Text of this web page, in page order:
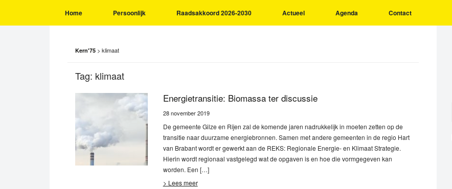
Home Persoonlijk Raadsakkoord 2026-2030 Actueel Agenda Contact
Kern'75 > klimaat
Tag: klimaat
Energietransitie: Biomassa ter discussie
28 november 2019
De gemeente Gilze en Rijen zal de komende jaren nadrukkelijk in moeten zetten op de
transitie naar duurzame energiebronnen. Samen met andere gemeenten in de regio Hart
van Brabant wordt er gewerkt aan de REKS: Regionale Energie- en Klimaat Strategie.
Hierin wordt regionaal vastgelegd wat de opgaven is en hoe die vormgegeven kan
worden. Een […]
> Lees meer